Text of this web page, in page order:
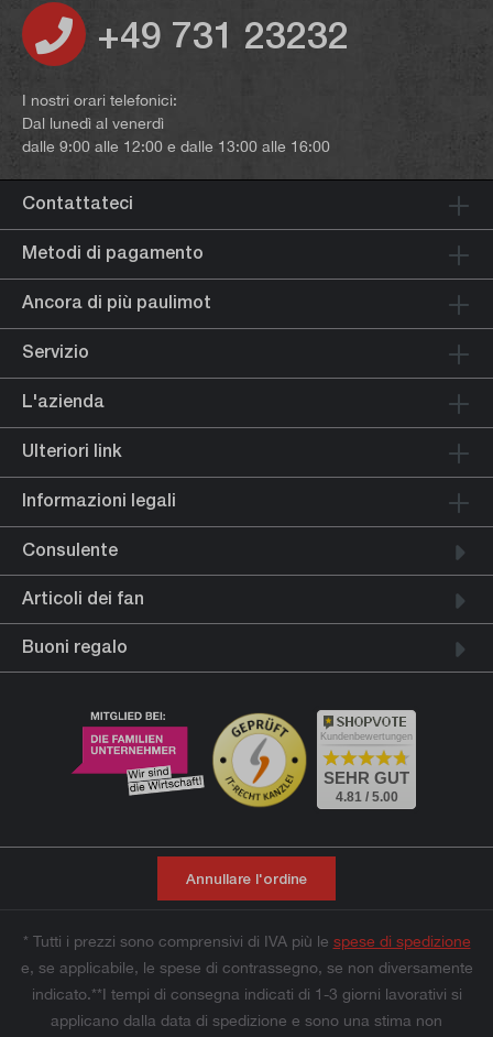
+49 731 23232
I nostri orari telefonici:
Dal lunedì al venerdì
dalle 9:00 alle 12:00 e dalle 13:00 alle 16:00
Contattateci
Metodi di pagamento
Ancora di più paulimot
Servizio
L'azienda
Ulteriori link
Informazioni legali
Consulente
Articoli dei fan
Buoni regalo
Kundenbewertungen
SEHR GUT
4.81 / 5.00
Annullare l'ordine
* Tutti i prezzi sono comprensivi di IVA più le spese di spedizione
e, se applicabile, le spese di contrassegno, se non diversamente
indicato.**I tempi di consegna indicati di 1-3 giorni lavorativi si
applicano dalla data di spedizione e sono una stima non